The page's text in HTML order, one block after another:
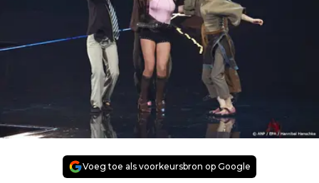
Voeg toe als voorkeursbron op Google